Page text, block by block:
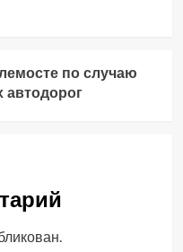
по случаю
автодорог